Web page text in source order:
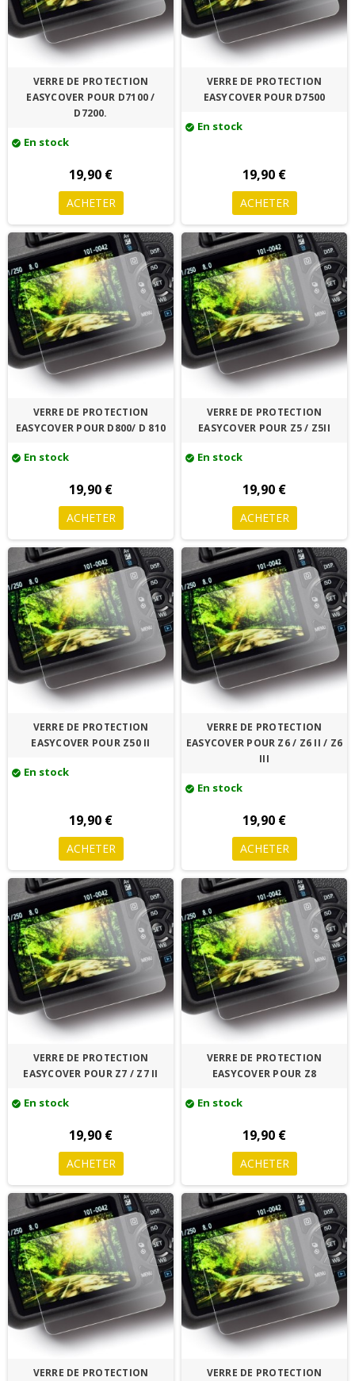
VERRE DE PROTECTION
EASYCOVER POUR D7100 /
D7200.
check_circle En stock
19,90 €
ACHETER
VERRE DE PROTECTION
EASYCOVER POUR D7500
check_circle En stock
19,90 €
ACHETER
VERRE DE PROTECTION
EASYCOVER POUR D800/ D 810
check_circle En stock
19,90 €
ACHETER
VERRE DE PROTECTION
EASYCOVER POUR Z5 / Z5II
check_circle En stock
19,90 €
ACHETER
VERRE DE PROTECTION
EASYCOVER POUR Z50 II
check_circle En stock
19,90 €
ACHETER
VERRE DE PROTECTION
EASYCOVER POUR Z6 / Z6 II / Z6
III
check_circle En stock
19,90 €
ACHETER
VERRE DE PROTECTION
EASYCOVER POUR Z7 / Z7 II
check_circle En stock
19,90 €
ACHETER
VERRE DE PROTECTION
EASYCOVER POUR Z8
check_circle En stock
19,90 €
ACHETER
VERRE DE PROTECTION VERRE DE PROTECTION